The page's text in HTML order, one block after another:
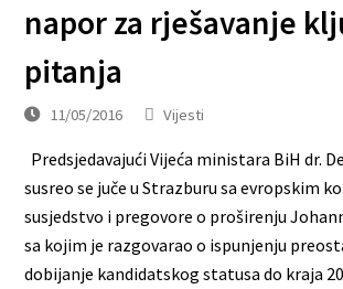
napor za rješavanje
pitanja
11/05/2016 Vijesti
Predsjedavajući Vijeća ministara BiH dr.
susreo se juče u Strazburu sa evropskim
susjedstvo i pregovore o proširenju
sa kojim je razgovarao o ispunjenju
dobijanje kandidatskog statusa do kraja